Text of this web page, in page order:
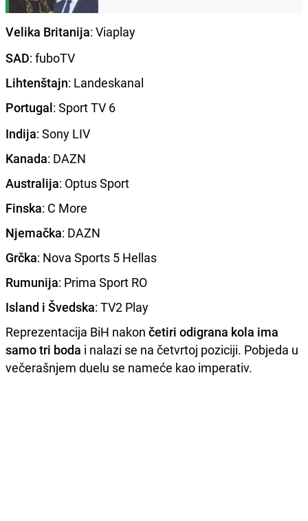
Velika Britanija: Viaplay
SAD: fuboTV
Lihtenštajn: Landeskanal
Portugal: Sport TV 6
Indija: Sony LIV
Kanada: DAZN
Australija: Optus Sport
Finska: C More
Njemačka: DAZN
Grčka: Nova Sports 5 Hellas
Rumunija: Prima Sport RO
Island i Švedska: TV2 Play
Reprezentacija BiH nakon četiri odigrana kola ima
samo tri boda i nalazi se na četvrtoj poziciji. Pobjeda u
večerašnjem duelu se nameće kao imperativ.